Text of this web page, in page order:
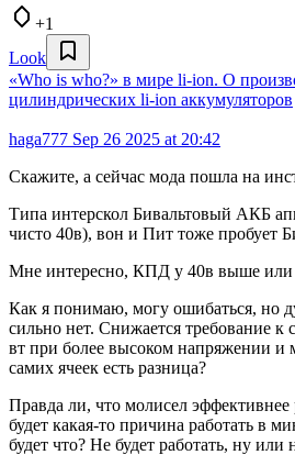
+1
Look
«Who is who?» в мире li-ion. О
цилиндрических li-ion аккумуляторов
haga777 Sep 26 2025 at 20:42
Скажите, а сейчас мода пошла на
Типа интерскол Бивальтовый АКБ
чисто 40в), вон и Пит тоже пробует
Мне интересно, КПД у 40в выше или
Как я понимаю, могу ошибаться, но
сильно нет. Снижается требование
вт при более высоком напряжении и
самих ячеек есть разница?
Правда ли, что молисел эффективнее
будет какая-то причина работать в
будет что? Не будет работать, ну